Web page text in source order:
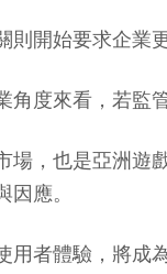
開始要求企業
度來看，若監
，也是亞洲
應。
者體驗，將成